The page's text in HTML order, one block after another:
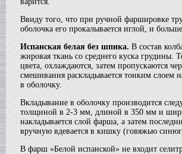
Вакуумный реактор
в г. Рязань
Гомогенизатор
Пищевой насос
в г. Волгоград
Вакуумный миксер-гомогенизатор
в г. Владимир
в г. Дмитров
Варочный котел
в г. Вологду
Сироповарочный котел
в г. Ковров
Ввиду того, что при ручной фаршировке
оболочка его прокалывается иглой, и
Испанская белая без шпика. В состав
жировая ткань со среднего куска грудины.
цвета, охлаждаются, затем пропускаются
смешивания раскладывается тонким слоем
в оболочку.
Вкладывание в оболочку производится
толщиной в 2-3 мм, длиной в 350 мм и
накладывается слой фарша, а затем
вручную вдевается в кишку (говяжью
В фарш «Белой испанской» не входит